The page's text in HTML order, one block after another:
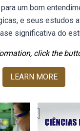
um bom
e seus estudos
significativa do
click the
LEARN MORE